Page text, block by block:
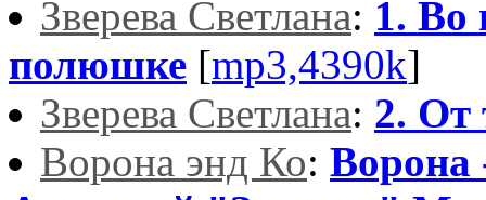
Зверева Светлана: 1. Во
полюшке [mp3,4390k]
Зверева Светлана: 2. От
Ворона энд Ко: Ворона